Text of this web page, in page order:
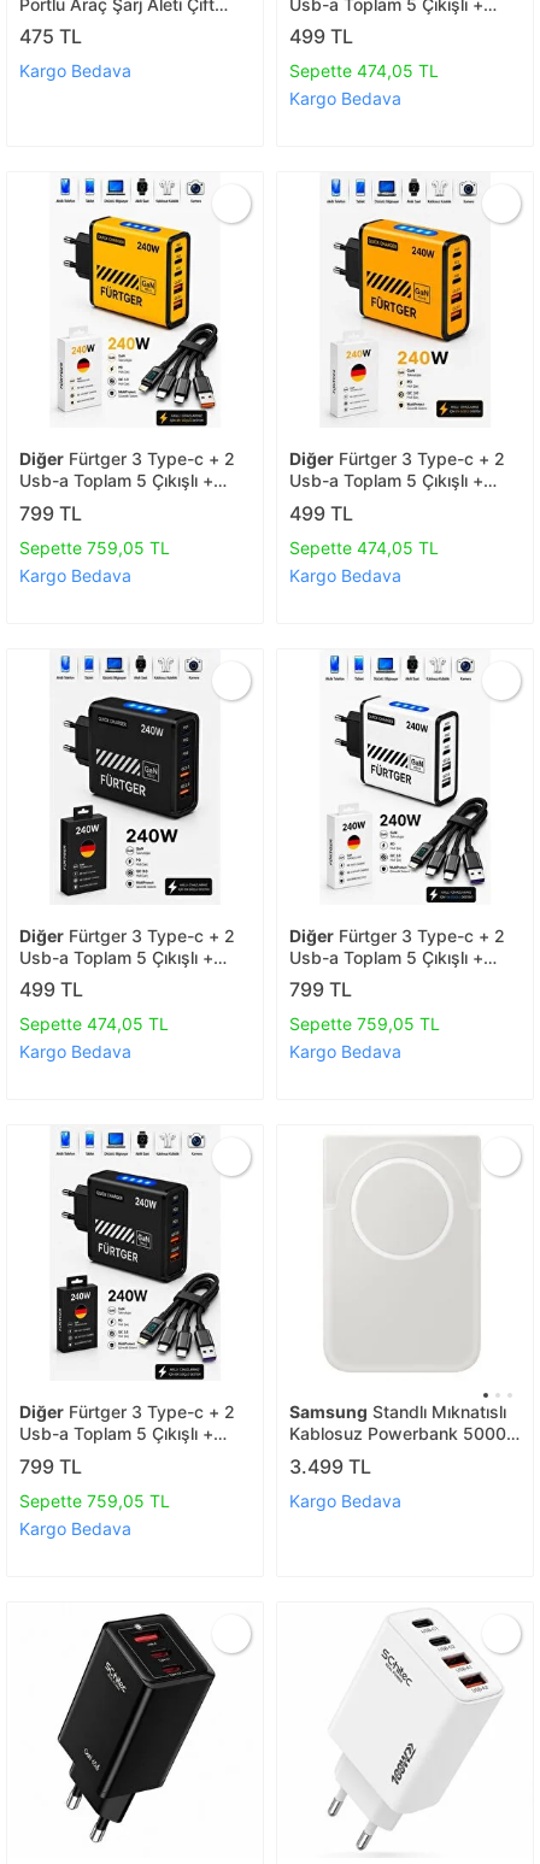
Type-c Pd 30w + Usb Qc
3.0 Hızlı Şarj Rgb Işıklı
475 TL
Kargo Bedava
20w Şarj Aleti
499 TL
Sepette 474,05 TL
Kargo Bedava
Diğer Fürtger 3 Type-c + 2
Usb-a Toplam 5 Çıkışlı +
20w Şarj Aleti + 4 Başlıklı
Şarj Kablosu
799 TL
Sepette 759,05 TL
Kargo Bedava
Diğer Fürtger 3 Type-c + 2
Usb-a Toplam 5 Çıkışlı +
20w Şarj Aleti
499 TL
Sepette 474,05 TL
Kargo Bedava
Diğer Fürtger 3 Type-c + 2
Usb-a Toplam 5 Çıkışlı +
20w Şarj Aleti
499 TL
Sepette 474,05 TL
Kargo Bedava
Diğer Fürtger 3 Type-c + 2
Usb-a Toplam 5 Çıkışlı +
20w Şarj Aleti + 4 Başlıklı
Şarj Kablosu
799 TL
Sepette 759,05 TL
Kargo Bedava
Diğer Fürtger 3 Type-c + 2
Usb-a Toplam 5 Çıkışlı +
20w Şarj Aleti + 4 Başlıklı
Şarj Kablosu
799 TL
Sepette 759,05 TL
Kargo Bedava
Samsung Standlı Mıknatıslı
Kablosuz Powerbank 5000
Mah 15w Kablosuz & 25w
Hızlı Şarj
3.499 TL
Kargo Bedava